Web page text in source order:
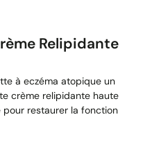
Relipidante
à eczéma atopique un
crème relipidante haute
pour restaurer la fonction